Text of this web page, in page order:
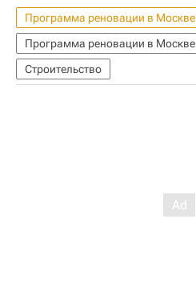
Программа реновации в Москве
Программа реновации в Москве
Строительство